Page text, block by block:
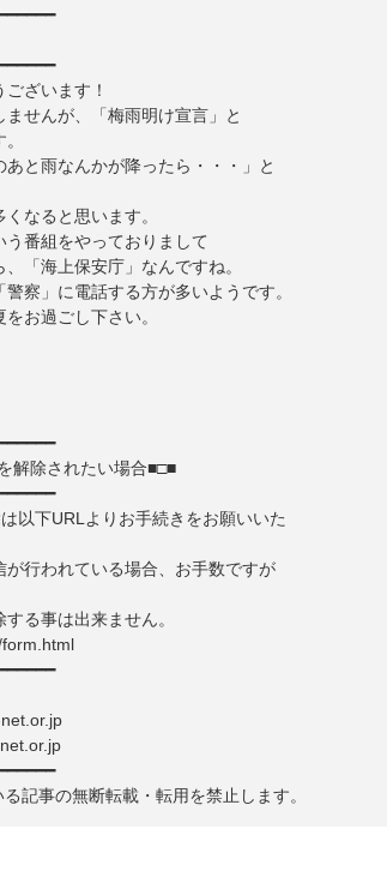
ざいます！
せんが、「梅雨明け宣言」と
と雨なんかが降ったら・・・」と
なると思います。
番組をやっておりまして
「海上保安庁」なんですね。
察」に電話する方が多いようです。
お過ごし下さい。
解除されたい場合■□■
以下URLよりお手続きをお願いいた
行われている場合、お手数ですが
る事は出来ません。
記事の無断転載・転用を禁止します。